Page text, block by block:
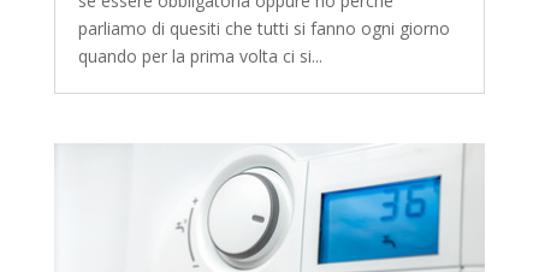
parliamo di quesiti che tutti si fanno ogni giorno
quando per la prima volta ci si...